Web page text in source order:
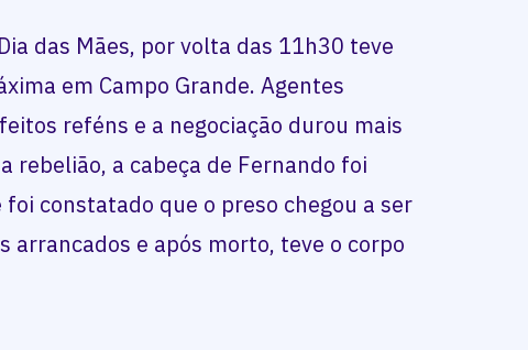
das Mães, por volta das 11h30 teve
em Campo Grande. Agentes
reféns e a negociação durou mais
rebelião, a cabeça de Fernando foi
constatado que o preso chegou a ser
arrancados e após morto, teve o corpo